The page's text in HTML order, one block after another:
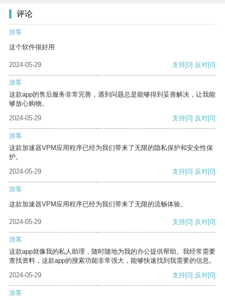
评论
游客
这个软件很好用
2024-05-29 支持[0] 反对[0]
游客
这款app的售后服务非常完善，遇到问题总是能够得到妥善解决，让我能
够放心购物。
2024-05-29
支持[0] 反对[0]
游客
这款加速器VPM应用程序已经为我们带来了无限的隐私保护和安全性保
护。
2024-05-29
支持[0] 反对[0]
游客
这款加速器VPM应用程序已经为我们带来了无限的流畅体验。
2024-05-29 支持[0] 反对[0]
游客
这款app就像我的私人助理，随时随地为我的办公提供帮助。我经常需要
查找资料，这款app的搜索功能非常强大，能够快速找到我需要的信息。
2024-05-29
支持[0] 反对[0]
游客